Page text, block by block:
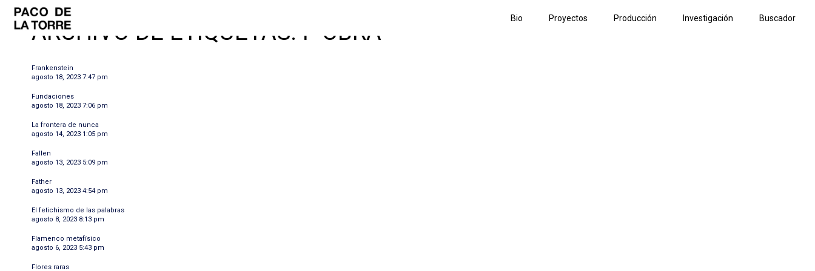
Bio Proyectos Producción Investigación Buscador
ARCHIVO DE ETIQUETAS: F-OBRA
Frankenstein
agosto 18, 2023 7:47 pm
Fundaciones
agosto 18, 2023 7:06 pm
La frontera de nunca
agosto 14, 2023 1:05 pm
Fallen
agosto 13, 2023 5:09 pm
Father
agosto 13, 2023 4:54 pm
El fetichismo de las palabras
agosto 8, 2023 8:13 pm
Flamenco metafísico
agosto 6, 2023 5:43 pm
Flores raras